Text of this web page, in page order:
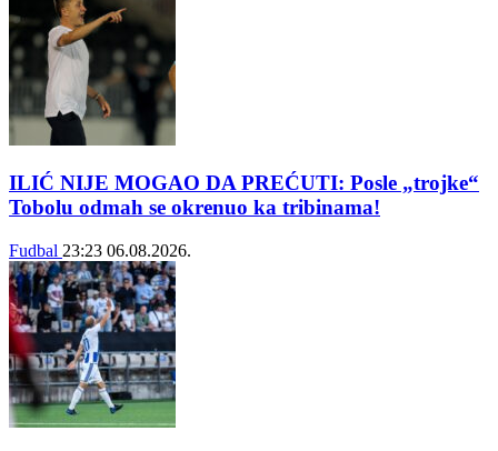
ILIĆ NIJE MOGAO DA PREĆUTI: Posle „trojke“
Tobolu odmah se okrenuo ka tribinama!
Fudbal 23:23 06.08.2026.